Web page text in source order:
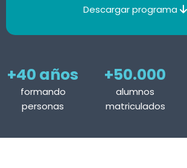
Descargar programa
+40 años
formando
personas
+50.000
alumnos
matriculados